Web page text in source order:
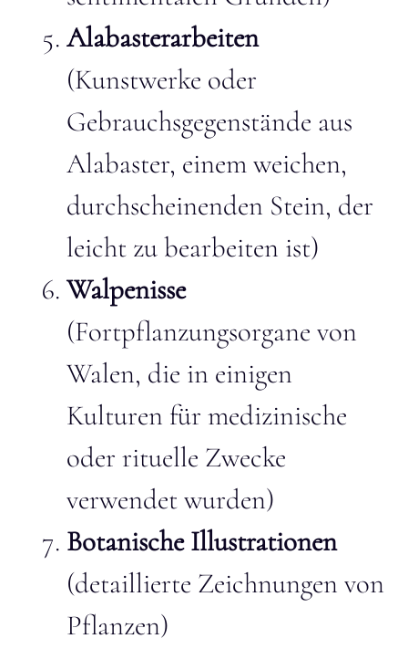
Alabasterarbeiten
(Kunstwerke oder
Gebrauchsgegenstände aus
Alabaster, einem weichen,
durchscheinenden Stein, der
leicht zu bearbeiten ist)
Walpenisse
(Fortpflanzungsorgane von
Walen, die in einigen
Kulturen für medizinische
oder rituelle Zwecke
verwendet wurden)
Botanische Illustrationen
(detaillierte Zeichnungen von
Pflanzen)